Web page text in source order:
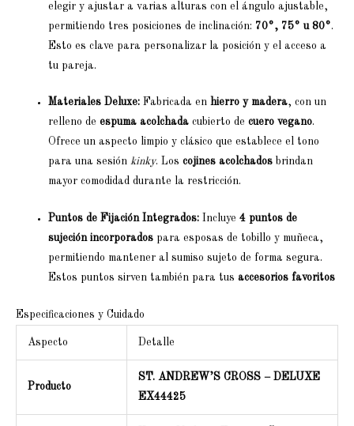
elegir y ajustar a varias alturas con el ángulo ajustable,
permitiendo tres posiciones de inclinación: 70°, 75° u 80°.
Esto es clave para personalizar la posición y el acceso a
tu pareja.
Materiales Deluxe: Fabricada enhierro y madera, con un
relleno deespuma acolchada cubierto decuero vegano.
Ofrece un aspecto limpio y clásico que establece el tono
para una sesiónkinky. Loscojines acolchados brindan
mayor comodidad durante la restricción.
Puntos de Fijación Integrados: Incluye4 puntos de
sujeción incorporados para esposas de tobillo y muñeca,
permitiendo mantener al sumiso sujeto de forma segura.
Estos puntos sirven también para tusaccesorios favoritos
Especificaciones y Cuidado
Aspecto Detalle
Producto
ST. ANDREW’S CROSS – DELUXE
EX44425